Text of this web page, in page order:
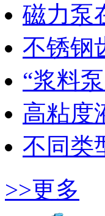
磁力泵
不锈钢
“浆料
高粘度
不同类
>>更多